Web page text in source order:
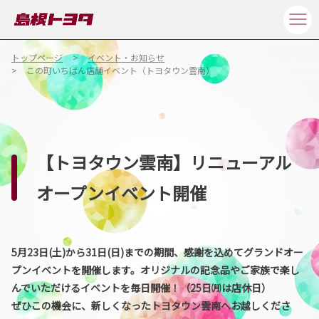
トップページ
イベント・お知らせ
この町いちばん店舗イベント（トヨタウン雲南）
【トヨタウン雲南】リニューアル
オープンイベント開催
5月23日(土)から31日(日)までの期間、感謝を込めてグランドオー
プンイベントを開催します。オリジナルの記念品やご家族で楽し
んでいただけるイベントを毎日開催！（25日㈪は店休日）
ぜひこの機会に、新しくなったトヨタウン雲南へお越しくださ